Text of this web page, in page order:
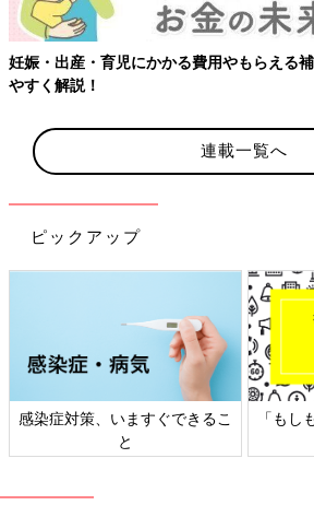
をわかり 【ワクチン接種できるものも
連載一覧へ
ピックアップ
のときの」赤ちゃん・
日本外来小児科